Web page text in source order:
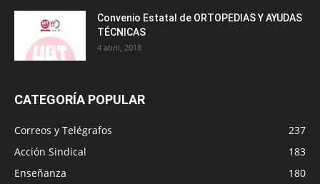
Convenio Estatal de ORTOPEDIAS Y AYUDAS
TÉCNICAS
4 abril, 2018
CATEGORÍA POPULAR
Correos y Telégrafos
237
Acción Sindical
183
Enseñanza
180